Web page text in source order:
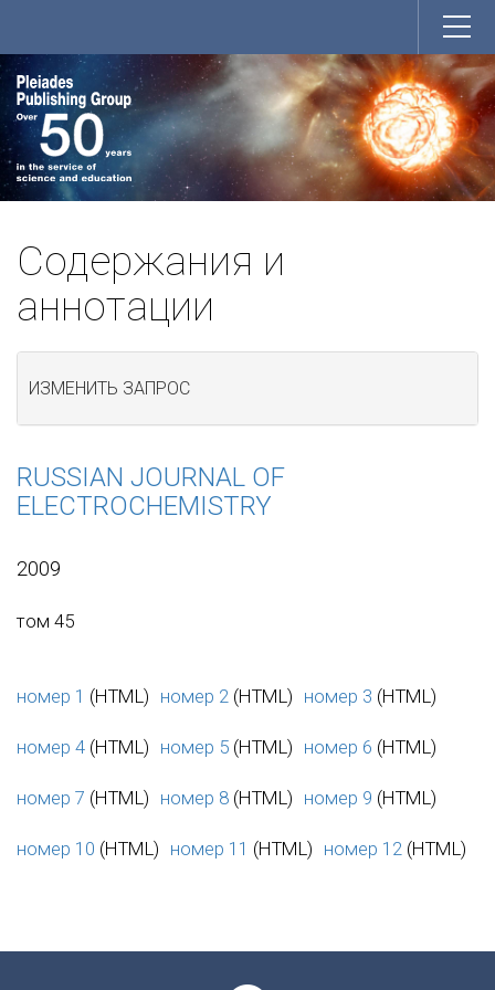
Содержания и
аннотации
ИЗМЕНИТЬ ЗАПРОС
RUSSIAN JOURNAL OF
ELECTROCHEMISTRY
2009
том 45
номер 1 (HTML) номер 2 (HTML) номер 3 (HTML)
номер 4 (HTML) номер 5 (HTML) номер 6 (HTML)
номер 7 (HTML) номер 8 (HTML) номер 9 (HTML)
номер 10 (HTML) номер 11 (HTML) номер 12 (HTML)